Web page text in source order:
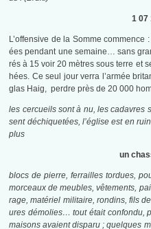
1 07
L’offensive de la Somme
ées pendant une semaine… sans
rés à 15 voir 20 mètres sous terre et
hées. Ce seul jour verra l’armée
glas Haig, perdre près de 20 000
les cercueils sont à nu, les
sent déchiquetées, l’église est en
plus
un
blocs de pierre, ferrailles tordues,
morceaux de meubles, vêtements,
rage, matériel militaire, rondins, fils
ures démolies… tout était confondu,
maisons avaient disparu ; quelques